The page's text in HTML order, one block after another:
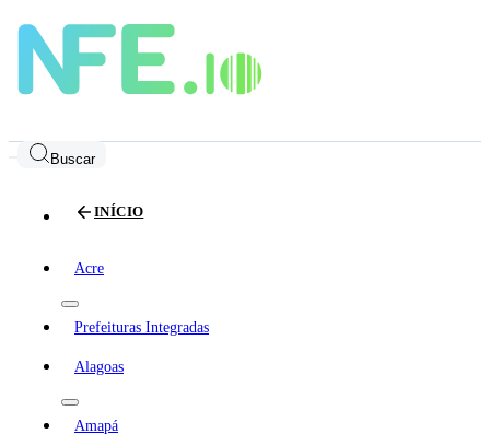
Buscar
INÍCIO
Acre
Prefeituras Integradas
Alagoas
Amapá